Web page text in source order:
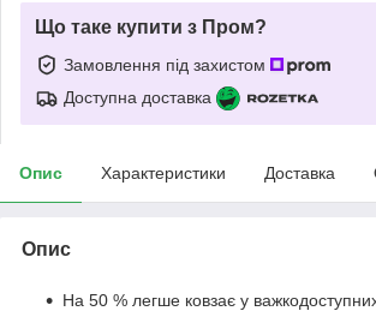
Що таке купити з Пром?
Замовлення під захистом
Доступна доставка
Опис Характеристики Доставка
Опис
На 50 % легше ковзає у